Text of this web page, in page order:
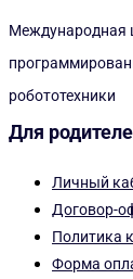
Международная
робототехники
Для
Личный
Договор-
Политика
Форма